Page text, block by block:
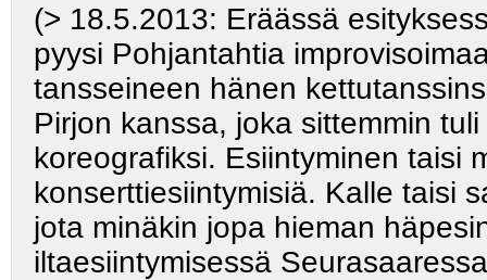
(> 18.5.2013: Eräässä
pyysi Pohjantahtia
tansseineen hänen
Pirjon kanssa, joka sittemmin
koreografiksi. Esiintyminen taisi
konserttiesiintymisiä. Kalle taisi
jota minäkin jopa hieman
iltaesiintymisessä